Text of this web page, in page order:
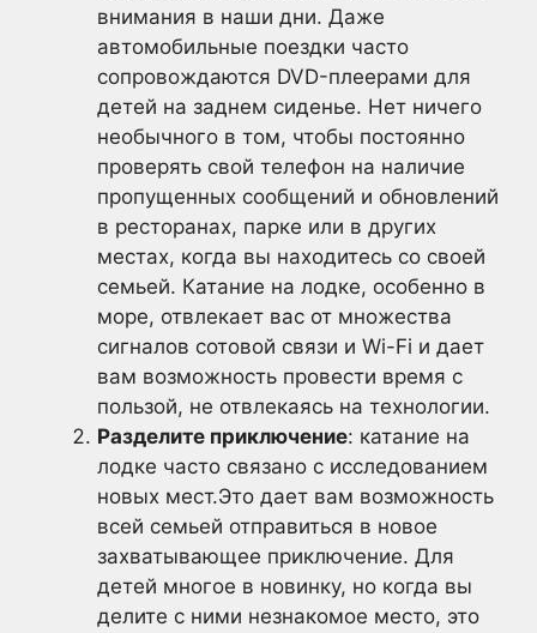
внимания в наши дни. Даже
автомобильные поездки часто
сопровождаются DVD-плеерами для
детей на заднем сиденье. Нет ничего
необычного в том, чтобы постоянно
проверять свой телефон на наличие
пропущенных сообщений и обновлений
в ресторанах, парке или в других
местах, когда вы находитесь со своей
семьей. Катание на лодке, особенно в
море, отвлекает вас от множества
сигналов сотовой связи и Wi-Fi и дает
вам возможность провести время с
пользой, не отвлекаясь на технологии.
Разделите приключение: катание на
лодке часто связано с исследованием
новых мест.Это дает вам возможность
всей семьей отправиться в новое
захватывающее приключение. Для
детей многое в новинку, но когда вы
делите с ними незнакомое место, это